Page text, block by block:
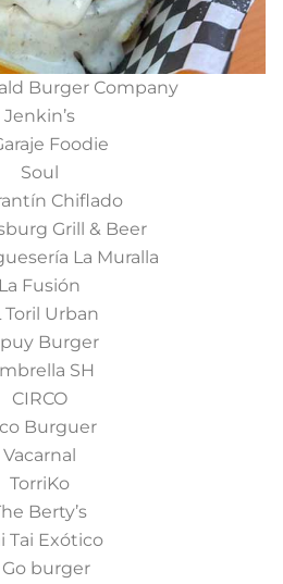
Burger Company
Jenkin’s
Foodie
Soul
Chiflado
Grill & Beer
La Muralla
La Fusión
Toril Urban
Burger
SH
CIRCO
Burguer
Vacarnal
TorriKo
Berty’s
Tai Exótico
Go burger